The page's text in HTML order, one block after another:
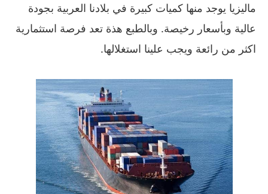
ماليزيا يوجد منها كميات كبيرة في بلادنا العربية بجودة
عالية وبأسعار رخيصة. وبالطبع هذة تعد فرصة استثمارية
اكثر من رائعة ويجب علينا استغلالها.